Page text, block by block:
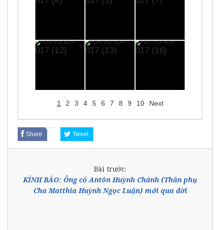
1 2 3 4 5 6 7 8 9 10 Next
Share Tweet
Bài trước:
KÍNH BÁO: Ông cố Antôn Huỳnh Chánh (Thân phụ
Cha Matthia Huỳnh Ngọc Luận) mới qua đời